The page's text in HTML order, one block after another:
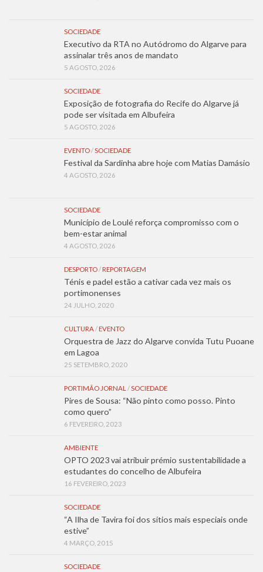
SOCIEDADE
Executivo da RTA no Autódromo do Algarve para
assinalar três anos de mandato
5 AGOSTO, 2026
SOCIEDADE
Exposição de fotografia do Recife do Algarve já
pode ser visitada em Albufeira
5 AGOSTO, 2026
EVENTO/SOCIEDADE
Festival da Sardinha abre hoje com Matias Damásio
4 AGOSTO, 2026
SOCIEDADE
Município de Loulé reforça compromisso com o
bem-estar animal
4 AGOSTO, 2026
DESPORTO/ REPORTAGEM
Ténis e padel estão a cativar cada vez mais os
portimonenses
24 JULHO, 2020
CULTURA/ EVENTO
Orquestra de Jazz do Algarve convida Tutu Puoane
em Lagoa
25 SETEMBRO, 2020
PORTIMÃO JORNAL /SOCIEDADE
Pires de Sousa: “Não pinto como posso. Pinto
como quero”
6 FEVEREIRO, 2023
AMBIENTE
OPTO 2023 vai atribuir prémio sustentabilidade a
estudantes do concelho de Albufeira
16 FEVEREIRO, 2023
SOCIEDADE
“A Ilha de Tavira foi dos sítios mais especiais onde
estive”
4 MARÇO, 2015
SOCIEDADE